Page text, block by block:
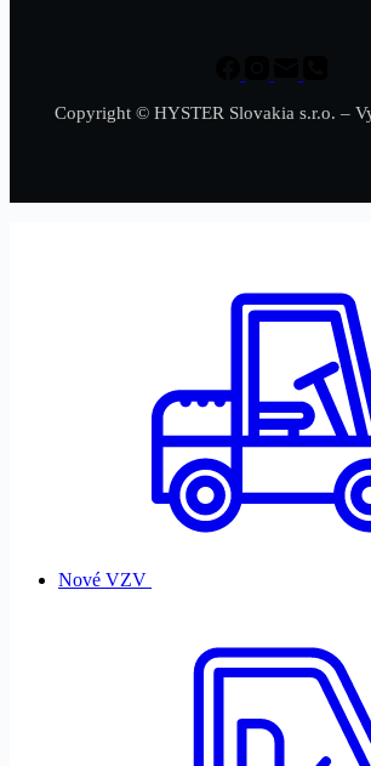
Copyright © HYSTER Slovakia s.r.o. –
Nové VZV